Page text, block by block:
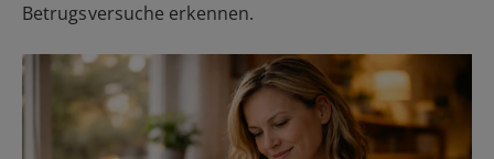
Betrugsversuche erkennen.